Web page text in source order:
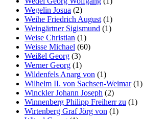
Wegelin Josua (2)
Weihe Friedrich August (1)
Weingärtner Sigismund (1)
Weise Christian (1)
Weisse Michael (60)
Weißel Georg (3)
Werner Georg (1)
Wildenfels Anarg von (1)
Wilhelm II. von Sachsen-Weimar(1)
Winckler Johann Joseph (2)
Winnenberg Philipp Freiherr zu (1)
Wirtenberg Graf Jörg von (1)